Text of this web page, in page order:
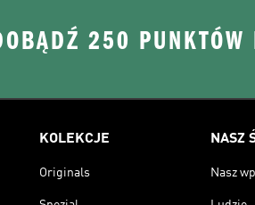
250 PUNKTÓW
KOLEKCJE
Originals
NASZ
Nasz